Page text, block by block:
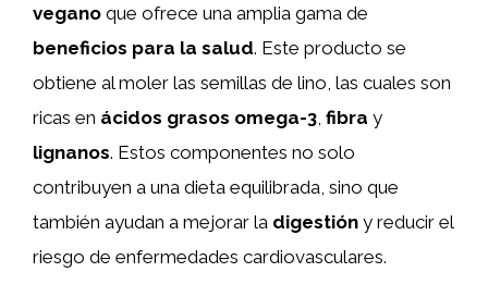
vegano que ofrece una amplia gama de
beneficios para la salud. Este producto se
obtiene al moler las semillas de lino, las cuales son
ricas en ácidos grasos omega-3 fibra y
lignanos. Estos componentes no solo
contribuyen a una dieta equilibrada, sino que
también ayudan a mejorar la digestión y reducir el
riesgo de enfermedades cardiovasculares.